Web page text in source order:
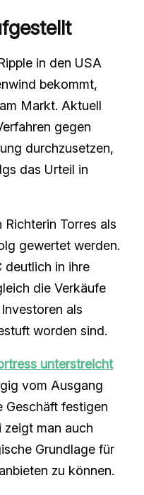
in den USA
bekommt,
Markt. Aktuell
gegen
durchzusetzen,
das Urteil in
Torres als
gewertet werden.
deutlich in ihre
die Verkäufe
als
worden sind.
unterstreicht
vom Ausgang
Geschäft festigen
zeigt man auch
Grundlage für
zu können.